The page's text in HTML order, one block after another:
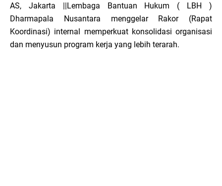
AS, Jakarta ||Lembaga Bantuan Hukum ( LBH )
Dharmapala Nusantara menggelar Rakor (Rapat
Koordinasi) internal memperkuat konsolidasi organisasi
dan menyusun program kerja yang lebih terarah.